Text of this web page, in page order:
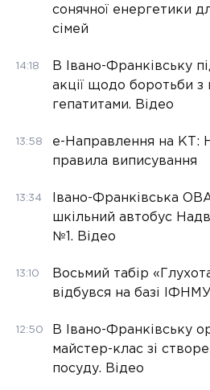
сонячної енергетики
сімей
14:18
В Івано-Франківську
акції щодо боротьби з
гепатитами. Відео
13:58
е-Направлення на КТ:
правила виписування
13:34
Івано-Франківська
шкільний автобус
№1. Відео
13:10
Восьмий табір
відбувся на базі ІФНМУ
12:50
В Івано-Франківську
майстер-клас зі
посуду. Відео